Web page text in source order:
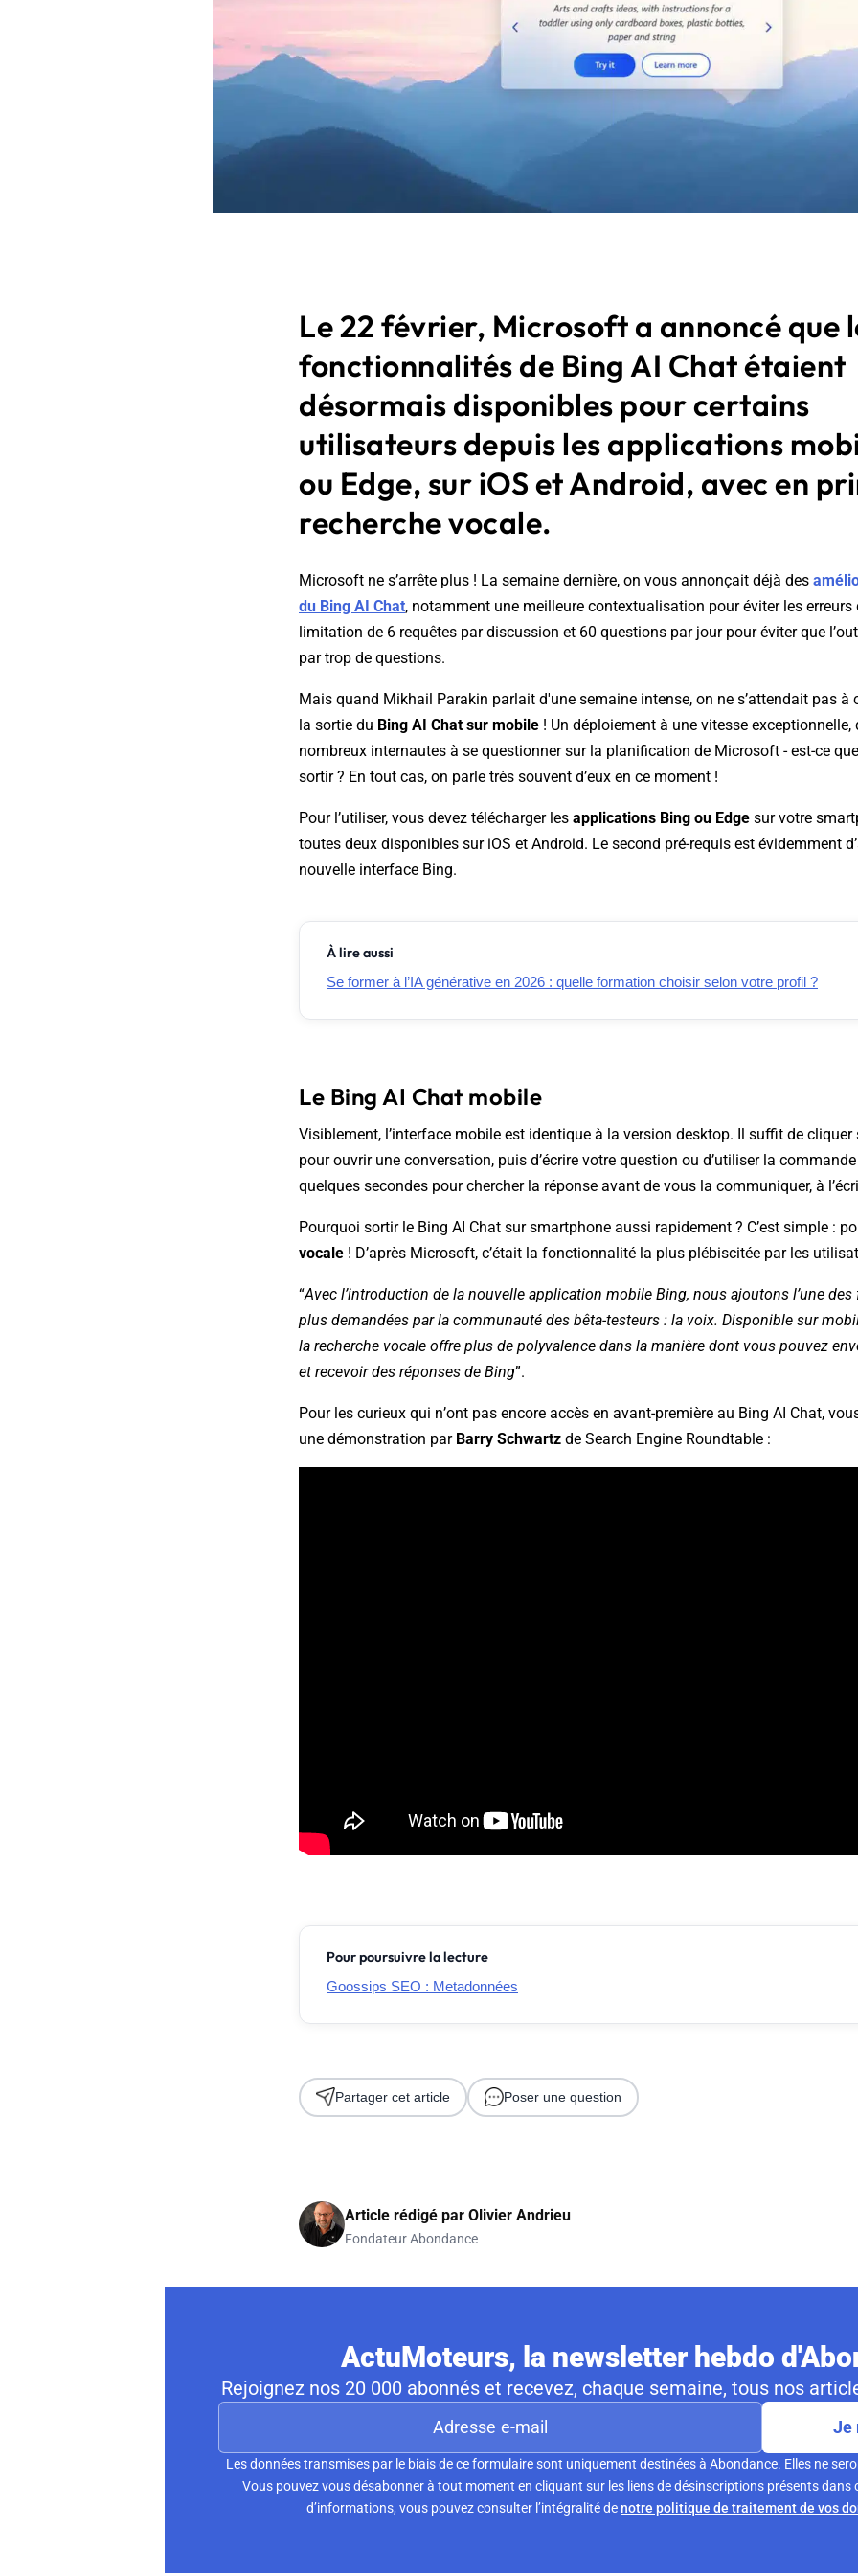
Le 22 février, Microsoft a annoncé que
fonctionnalités de Bing AI Chat étaient
désormais disponibles pour certains
utilisateurs depuis les applications
ou Edge, sur iOS et Android, avec en
recherche vocale.
Microsoft ne s’arrête plus ! La semaine dernière, on vous annonçait déjà des
du Bing AI Chat, notamment une meilleure contextualisation pour éviter les erreurs
limitation de 6 requêtes par discussion et 60 questions par jour pour éviter que
par trop de questions.
Mais quand Mikhail Parakin parlait d'une semaine intense, on ne s’attendait pas à
la sortie du Bing AI Chat sur mobile ! Un déploiement à une vitesse exceptionnelle,
nombreux internautes à se questionner sur la planification de Microsoft - est-ce
sortir ? En tout cas, on parle très souvent d’eux en ce moment !
Pour l’utiliser, vous devez télécharger les applications Bing ou Edge sur votre
toutes deux disponibles sur iOS et Android. Le second pré-requis est évidemment
nouvelle interface Bing.
À lire aussi
Se former à l’IA générative en 2026 : quelle formation choisir selon votre profil ?
Le Bing AI Chat mobile
Visiblement, l’interface mobile est identique à la version desktop. Il suffit de cliquer
pour ouvrir une conversation, puis d’écrire votre question ou d’utiliser la
quelques secondes pour chercher la réponse avant de vous la communiquer, à
Pourquoi sortir le Bing AI Chat sur smartphone aussi rapidement ? C’est simple :
vocale ! D’après Microsoft, c’était la fonctionnalité la plus plébiscitée par les
“Avec l’introduction de la nouvelle application mobile Bing, nous ajoutons l’une
plus demandées par la communauté des bêta-testeurs : la voix. Disponible sur
la recherche vocale offre plus de polyvalence dans la manière dont vous pouvez
et recevoir des réponses de Bing”.
Pour les curieux qui n’ont pas encore accès en avant-première au Bing AI Chat,
une démonstration parBarry Schwartz de Search Engine Roundtable :
Pour poursuivre la lecture
Goossips SEO : Metadonnées
Partager cet article Poser une question
Article rédigé par Olivier Andrieu
Fondateur Abondance
ActuMoteurs, la newsletter hebdo
Rejoignez nos 20 000 abonnés et recevez, chaque semaine, tous nos
Je
Les données transmises par le biais de ce formulaire sont uniquement destinées à Abondance. Elles ne
Vous pouvez vous désabonner à tout moment en cliquant sur les liens de désinscriptions présents dans
d’informations, vous pouvez consulter l’intégralité denotre politique de traitement de vos